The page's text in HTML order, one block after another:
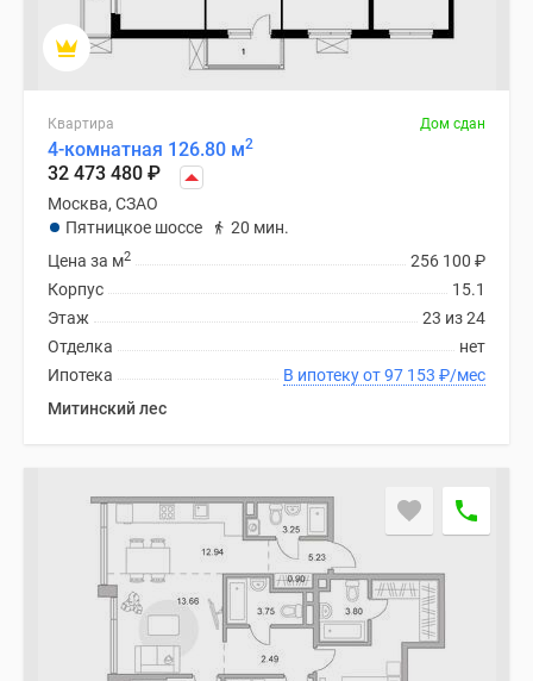
Квартира Дом сдан
4-комнатная 126.80 м2
32 473 480 ₽
Москва, СЗАО
Пятницкое шоссе
20 мин.
256 100 ₽
Цена за м2
15.1
Корпус
23 из 24
Этаж
нет
Отделка
В ипотеку от 97 153 ₽/мес
Ипотека
Митинский лес